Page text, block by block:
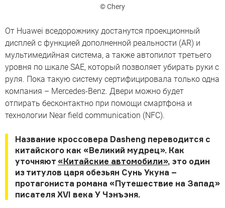
© Chery
От Huawei вседорожнику достанутся проекционный
дисплей с функцией дополненной реальности (AR) и
мультимедийная система, а также автопилот третьего
уровня по шкале SAE, который позволяет убирать руки с
руля. Пока такую систему сертифицировала только одна
компания – Mercedes-Benz. Двери можно будет
отпирать бесконтактно при помощи смартфона и
технологии Near field communication (NFC).
Название кроссовера Dasheng переводится с
китайского как «Великий мудрец». Как
уточняют «Китайские автомобили», это один
из титулов царя обезьян Сунь Укуна –
протагониста романа «Путешествие на Запад»
писателя XVI века У Чэнъэня.